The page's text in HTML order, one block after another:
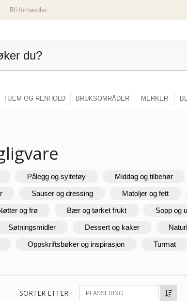
Bli forhandler
HJEM OG RENHOLD BRUKSOMRÅDER MERKER
Pålegg og syltetøy Middag og tilbehør
Sauser og dressing Matoljer og fett
og frø Bær og tørket frukt Sopp og
Søtningsmidler Dessert og kaker
Oppskriftsbøker og inspirasjon Turmat
SORTER ETTER PLASSERING